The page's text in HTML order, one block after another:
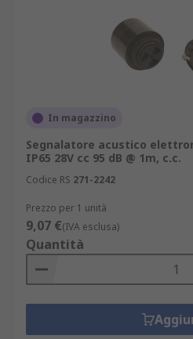
In magazzino
Segnalatore acustico
IP65 28V cc 95 dB @ 1m, c.c.
Codice RS 271-2242
Prezzo per 1 unità
9,07 €(IVA esclusa)
Quantità